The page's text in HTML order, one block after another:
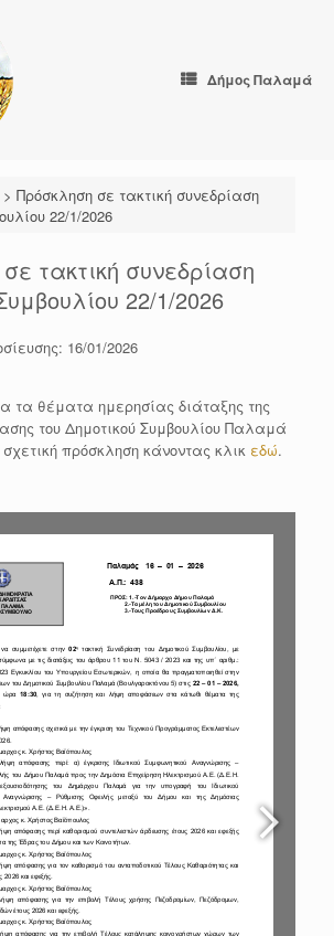
Δήμος Παλαμά
> Πρόσκληση σε τακτική συνεδρίαση
22/1/2026
τακτική συνεδρίαση
22/1/2026
16/01/2026
τα θέματα ημερησίας διάταξης της
του Δημοτικού Συμβουλίου Παλαμά
πρόσκληση κάνοντας κλικ εδώ.